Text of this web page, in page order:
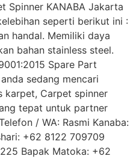
Spinner KANABA Jakarta
seperti berikut ini :
handal. Memiliki daya
bahan stainless steel.
Spare Part
sedang mencari
karpet, Carpet spinner
tepat untuk partner
/ WA: Rasmi Kanaba:
+62 8122 709709
Bapak Matoka: +62